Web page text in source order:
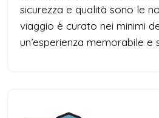
sicurezza e qualità sono le
viaggio è curato nei minimi
un’esperienza memorabile e